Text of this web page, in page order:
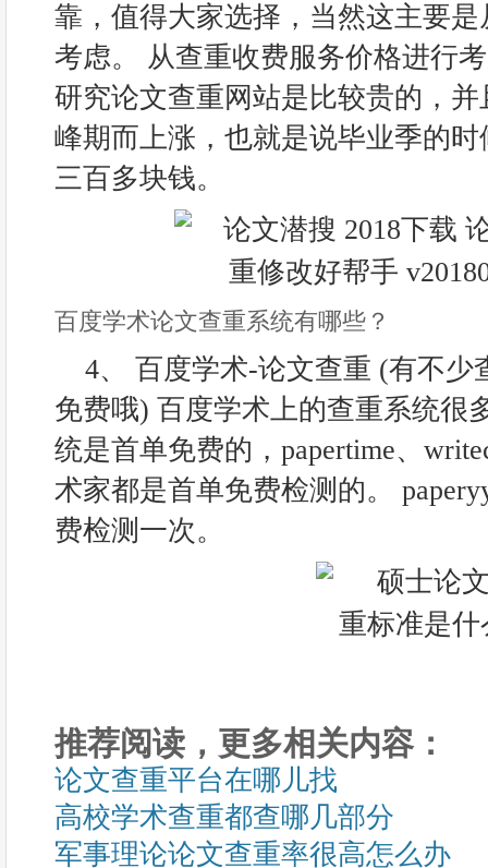
靠，值得大家选择，当然这主要
考虑。 从查重收费服务价格进行
研究论文查重网站是比较贵的，
峰期而上涨，也就是说毕业季的
三百多块钱。
百度学术论文查重系统有哪些？
4、 百度学术-论文查重 (有不少
免费哦) 百度学术上的查重系统很
统是首单免费的，papertime、
术家都是首单免费检测的。
费检测一次。
推荐阅读，更多相关内容：
论文查重平台在哪儿找
高校学术查重都查哪几部分
军事理论论文查重率很高怎么办